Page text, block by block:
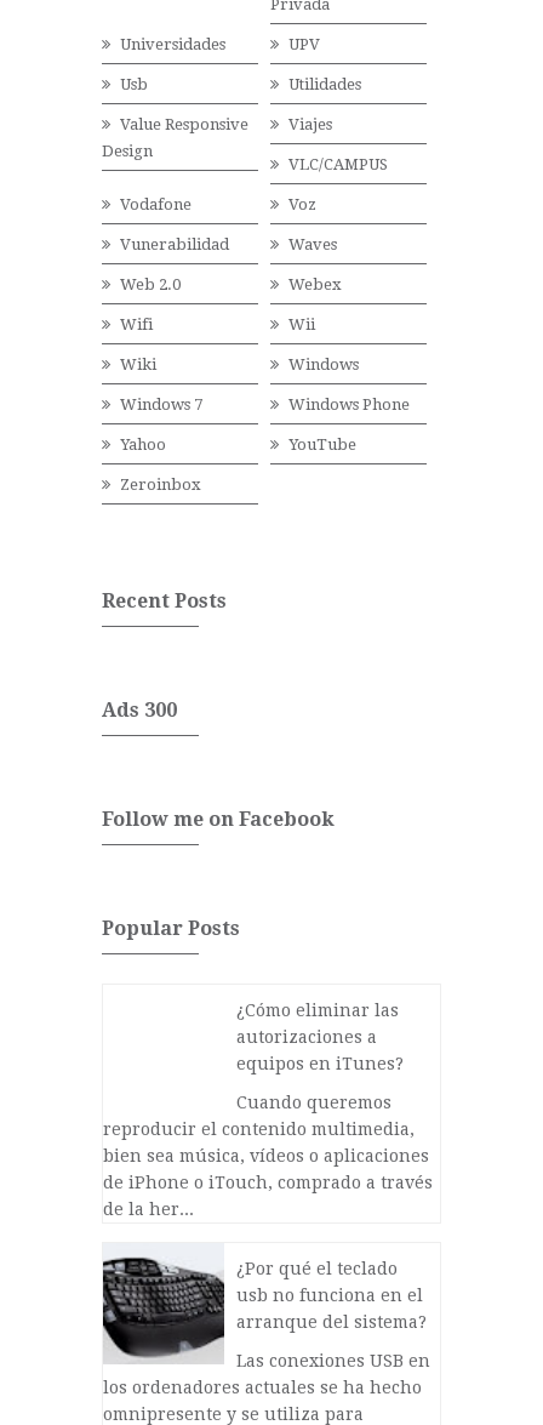
Privada
Universidades UPV
Usb Utilidades
Value Responsive
Design
Viajes
VLC/CAMPUS
Vodafone Voz
Vunerabilidad Waves
Web 2.0 Webex
Wifi Wii
Wiki Windows
Windows 7 Windows Phone
Yahoo YouTube
Zeroinbox
Recent Posts
Ads 300
Follow me on Facebook
Popular Posts
¿Cómo eliminar las
autorizaciones a
equipos en iTunes?
Cuando queremos
reproducir el contenido multimedia,
bien sea música, vídeos o aplicaciones
de iPhone o iTouch, comprado a través
de la her...
¿Por qué el teclado
usb no funciona en el
arranque del sistema?
Las conexiones USB en
los ordenadores actuales se ha hecho
omnipresente y se utiliza para